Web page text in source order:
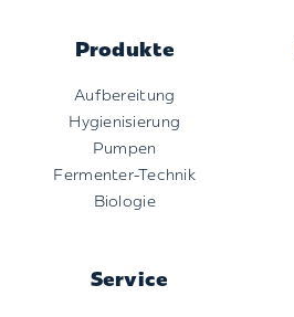
Produkte
Aufbereitung
Hygienisierung
Pumpen
Fermenter-Technik
Biologie
Service